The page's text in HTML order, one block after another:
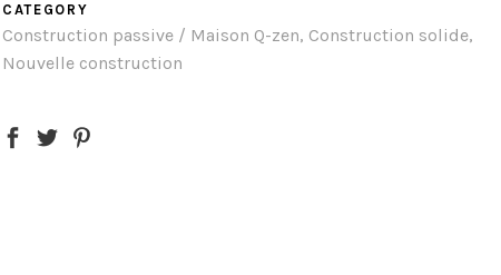
CATEGORY
Construction passive / Maison Q-zen, Construction solide,
Nouvelle construction